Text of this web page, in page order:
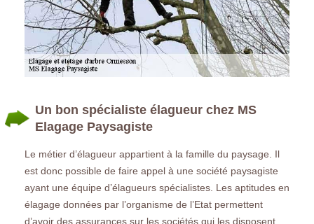
Un bon spécialiste élagueur chez MS
Elagage Paysagiste
Le métier d’élagueur appartient à la famille du paysage. Il
est donc possible de faire appel à une société paysagiste
ayant une équipe d’élagueurs spécialistes. Les aptitudes en
élagage données par l’organisme de l’Etat permettent
d’avoir des assurances sur les sociétés qui les disposent.